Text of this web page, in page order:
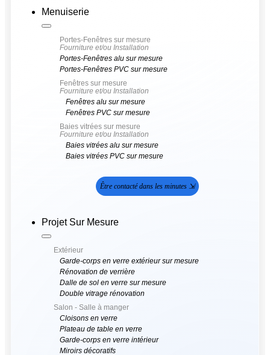
Menuiserie
Portes-Fenêtres sur mesure
Fourniture et/ou Installation
Portes-Fenêtres alu sur mesure
Portes-Fenêtres PVC sur mesure
Fenêtres sur mesure
Fourniture et/ou Installation
Fenêtres alu sur mesure
Fenêtres PVC sur mesure
Baies vitrées sur mesure
Fourniture et/ou Installation
Baies vitrées alu sur mesure
Baies vitrées PVC sur mesure
Être contacté dans les minutes ⇲
Projet Sur Mesure
Extérieur
Garde-corps en verre extérieur sur mesure
Rénovation de verrière
Dalle de sol en verre sur mesure
Double vitrage rénovation
Salon - Salle à manger
Cloisons en verre
Plateau de table en verre
Garde-corps en verre intérieur
Miroirs décoratifs